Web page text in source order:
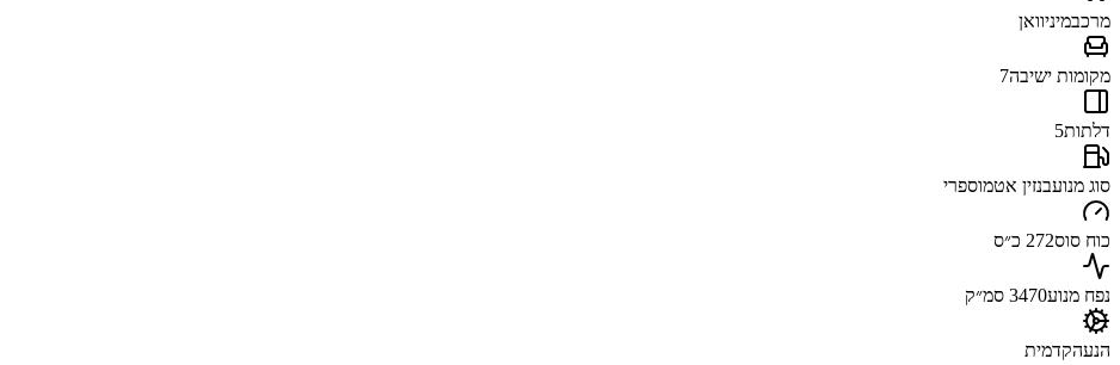
מרכבמיניוואן
מקומות ישיבה7
דלתות5
סוג מנועבנזין אטמוספרי
כוח סוס272 כ״ס
נפח מנוע3470 סמ״ק
הנעהקדמית